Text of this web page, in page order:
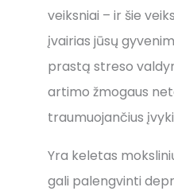
veiksniai – ir šie
įvairias jūsų
prastą streso
artimo žmogaus
traumuojančius
Yra keletas
gali palengvinti